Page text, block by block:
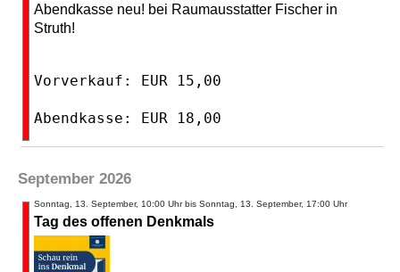
Abendkasse neu! bei Raumausstatter Fischer in
Struth!
Vorverkauf: EUR 15,00
Abendkasse: EUR 18,00
September 2026
Sonntag, 13. September, 10:00 Uhr bis Sonntag, 13. September, 17:00 Uhr
Tag des offenen Denkmals